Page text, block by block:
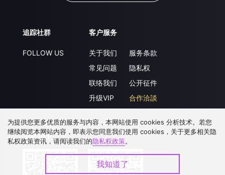
追踪社群
FOLLOW US
客户服务
关于我们
常见问题
联络我们
升级VIP
服务条款
隐私权
公开征件
合作洽談
下载 APP
为提供您更多优质的服务与内容，本网站使用 cookies 分析技术。若您
继续阅览本网站内容，即表示您同意我们使用 cookies，关于更多相关隐
私权政策资讯，请阅读我们的隐私权政策。
我知道了